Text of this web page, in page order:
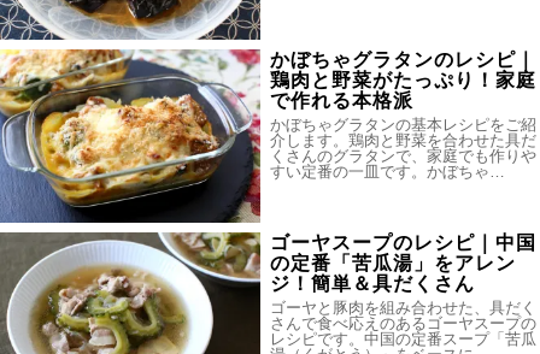
かぼちゃグラタンのレシピ｜
鶏肉と野菜がたっぷり！家庭
で作れる本格派
かぼちゃグラタンの基本レシピをご紹
介します。鶏肉と野菜を合わせた具だ
くさんのグラタンで、家庭でも作りや
すい定番の一皿です。かぼちゃ…
ゴーヤスープのレシピ｜中国
の定番「苦瓜湯」をアレン
ジ！簡単＆具だくさん
ゴーヤと豚肉を組み合わせた、具だく
さんで食べ応えのあるゴーヤスープの
レシピです。中国の定番スープ「苦瓜